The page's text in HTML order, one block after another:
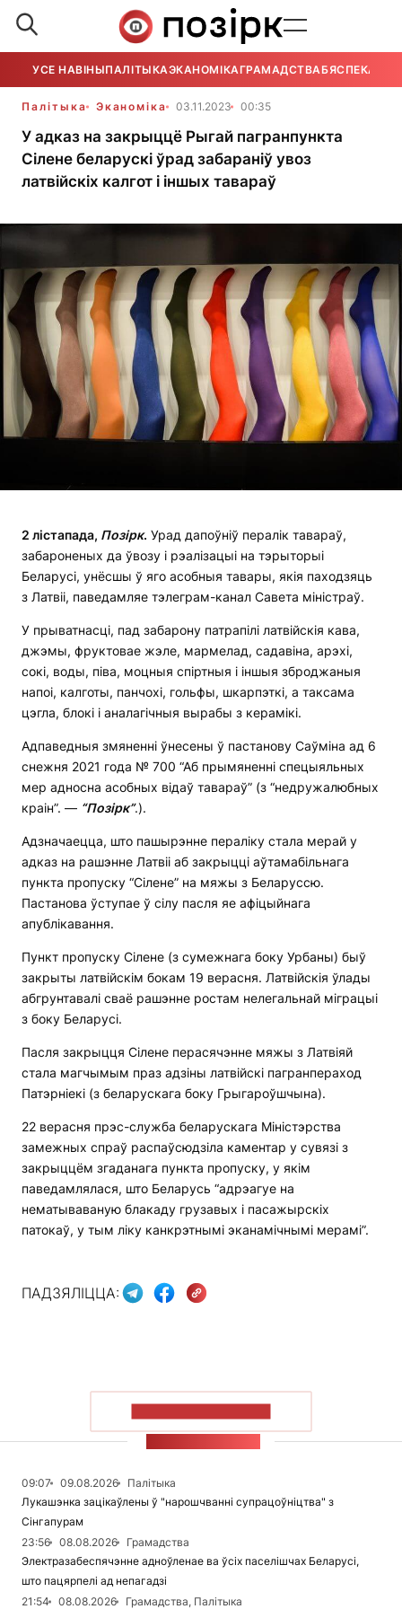
УСЕ НАВІНЫПАЛІТЫКАЭКАНОМІКАГРАМАДСТВАБЯСПЕКА
Палітыка Эканоміка 03.11.2023 00:35
У адказ на закрыццё Рыгай пагранпункта
Сілене беларускі ўрад забараніў увоз
латвійскіх калгот і іншых тавараў
2 лістапада, Позірк. Урад дапоўніў пералік тавараў,
забароненых да ўвозу і рэалізацыі на тэрыторыі
Беларусі, унёсшы ў яго асобныя тавары, якія паходзяць
з Латвіі, паведамляе тэлеграм-канал Савета міністраў.
У прыватнасці, пад забарону патрапілі латвійскія кава,
джэмы, фруктовае жэле, мармелад, садавіна, арэхі,
сокі, воды, піва, моцныя спіртныя і іншыя зброджаныя
напоі, калготы, панчохі, гольфы, шкарпэткі, а таксама
цэгла, блокі і аналагічныя вырабы з керамікі.
Адпаведныя змяненні ўнесены ў пастанову Саўміна ад 6
снежня 2021 года № 700 “Аб прымяненні спецыяльных
мер адносна асобных відаў тавараў” (з “недружалюбных
краін”. — “Позірк”.).
Адзначаецца, што пашырэнне пераліку стала мерай у
адказ на рашэнне Латвіі аб закрыцці аўтамабільнага
пункта пропуску “Сілене” на мяжы з Беларуссю.
Пастанова ўступае ў сілу пасля яе афіцыйнага
апублікавання.
Пункт пропуску Сілене (з сумежнага боку Урбаны) быў
закрыты латвійскім бокам 19 верасня. Латвійскія ўлады
абгрунтавалі сваё рашэнне ростам нелегальнай міграцыі
з боку Беларусі.
Пасля закрыцця Сілене перасячэнне мяжы з Латвіяй
стала магчымым праз адзіны латвійскі пагранпераход
Патэрніекі (з беларускага боку Грыгароўшчына).
22 верасня прэс-служба беларускага Міністэрства
замежных спраў распаўсюдзіла каментар у сувязі з
закрыццём згаданага пункта пропуску, у якім
паведамлялася, што Беларусь “адрэагуе на
нематываваную блакаду грузавых і пасажырскіх
патокаў, у тым ліку канкрэтнымі эканамічнымі мерамі”.
ПАДЗЯЛІЦЦА:
09:07 09.08.2026
Палітыка
Лукашэнка зацікаўлены ў "нарошчванні супрацоўніцтва" з
Сінгапурам
23:56
08.08.2026
Грамадства
Электразабеспячэнне адноўленае ва ўсіх паселішчах Беларусі,
што пацярпелі ад непагадзі
21:54
08.08.2026 Грамадства, Палітыка